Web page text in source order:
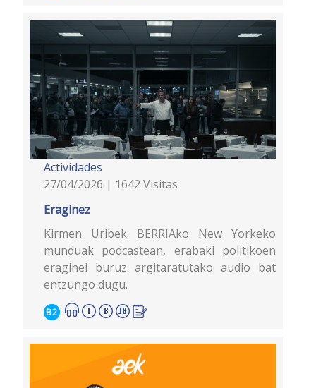
Actividades
27/04/2026 | 1642 Visitas
Eraginez
Kirmen Uribek BERRIAko New Yorkeko
munduak podcastean, erabaki politikoen
eraginei buruz argitaratutako audio bat
entzungo dugu.
B2